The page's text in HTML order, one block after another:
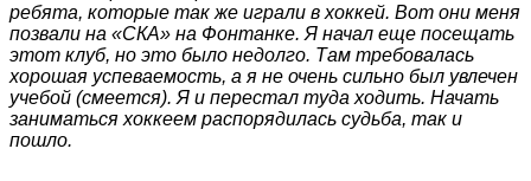
ребята, которые так же играли в хоккей. Вот они меня
позвали на «СКА» на Фонтанке. Я начал еще посещать
этот клуб, но это было недолго. Там требовалась
хорошая успеваемость, а я не очень сильно был увлечен
учебой (смеется). Я и перестал туда ходить. Начать
заниматься хоккеем распорядилась судьба, так и
пошло.